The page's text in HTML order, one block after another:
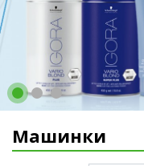
Машинки